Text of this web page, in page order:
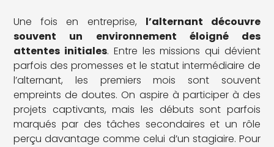
Une fois en entreprise, l’alternant découvre
souvent un environnement éloigné des
attentes initiales. Entre les missions qui dévient
parfois des promesses et le statut intermédiaire de
l’alternant, les premiers mois sont souvent
empreints de doutes. On aspire à participer à des
projets captivants, mais les débuts sont parfois
marqués par des tâches secondaires et un rôle
perçu davantage comme celui d’un stagiaire. Pour